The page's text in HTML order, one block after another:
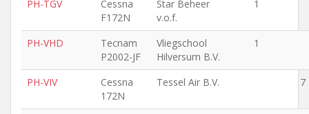
PH-TGV
Cessna
F172N
Star Beheer
v.o.f.
1
PH-VHD
Tecnam
P2002-JF
Vliegschool
Hilversum B.V.
1
PH-VIV
Cessna
172N
Tessel Air B.V. 7